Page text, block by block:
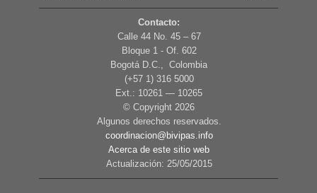
Contacto:
Calle 44 No. 45 – 67
Bloque 1 - Of. 602
Bogotá D.C., Colombia
(+57 1) 316 5000
Ext.: 10261 — 10265
© Copyright 2026
Algunos derechos reservados.
coordinacion@bivipas.info
Acerca de este sitio web
Actualización: 25/05/2015